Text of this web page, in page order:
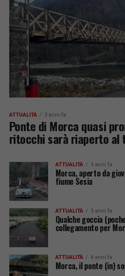
ATTUALITÀ 3 anni fa
Ponte di Morca quasi
ritocchi sarà riaperto al
ATTUALITÀ 3 anni fa
Morca, aperto da
fiume Sesia
ATTUALITÀ 3 anni fa
Qualche goccia
collegamento per
ATTUALITÀ 4 anni fa
Morca, il ponte (in)